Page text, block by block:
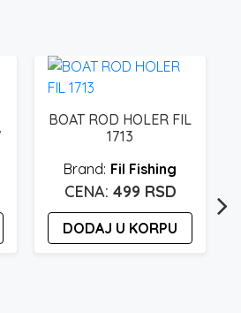
BITE INDICATOR SA
AMPULOM 8361
80RSD